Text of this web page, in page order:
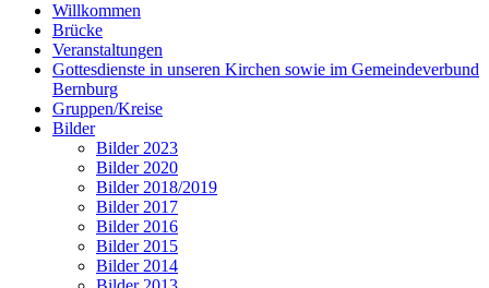
Willkommen
Brücke
Veranstaltungen
Gottesdienste in unseren Kirchen sowie im Gemeindeverbund
Bernburg
Gruppen/Kreise
Bilder
Bilder 2023
Bilder 2020
Bilder 2018/2019
Bilder 2017
Bilder 2016
Bilder 2015
Bilder 2014